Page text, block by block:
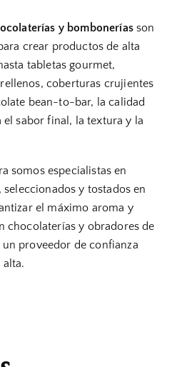
y bomboneríasson
crear productos de alta
tabletas gourmet,
coberturas crujientes
bean-to-bar, la calidad
sabor final, la textura y la
somos especialistas en
y tostados en
el máximo aroma y
chocolaterías y obradores de
proveedor de confianza
alta.